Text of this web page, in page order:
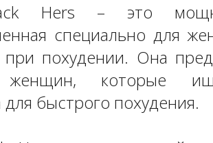
Hers – это
специально для
похудении. Она
женщин, которые
быстрого похудения.